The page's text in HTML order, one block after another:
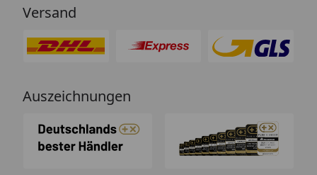
Versand
Auszeichnungen